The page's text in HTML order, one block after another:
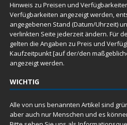
Hinweis zu Preisen und
Verfügbarkeiten angezeigt werden,
angegebenen Stand (Datum/Uhrzeit)
verlinkten Seite jederzeit ändern. Für
gelten die Angaben zu Preis und
Kaufzeitpunkt [auf der/den
angezeigt werden.
WICHTIG
Alle von uns benannten Artikel sind
aber auch nur Menschen und es